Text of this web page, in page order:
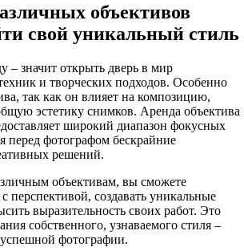
объективов
свой уникальный стиль
– значит открыть дверь в мир
и творческих подходов. Особенно
так как он влияет на композицию,
эстетику снимков. Аренда объектива
широкий диапазон фокусных
перед фотографом бескрайние
решений.
объективам, вы сможете
перспективой, создавать уникальные
выразительность своих работ. Это
собственного, узнаваемого стиля –
фотографии.